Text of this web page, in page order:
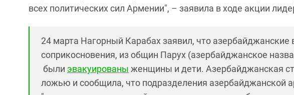
всех политических сил Армении", – заявила в ходе акции
24 марта Нагорный Карабах заявил, что
соприкосновения, из общин Парух (азербайджанское
были эвакуированы женщины и дети. Азербайджанская
ложью и сообщила, что подразделения азербайджанской